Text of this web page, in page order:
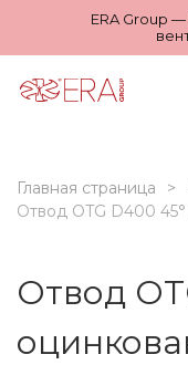
ERA Group
Главная страница
Отвод OTG D400
Отвод